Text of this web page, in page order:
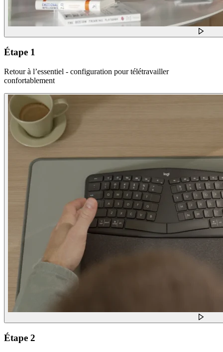
Étape 1
Retour à l’essentiel - configuration pour télétravailler
confortablement
Étape 2